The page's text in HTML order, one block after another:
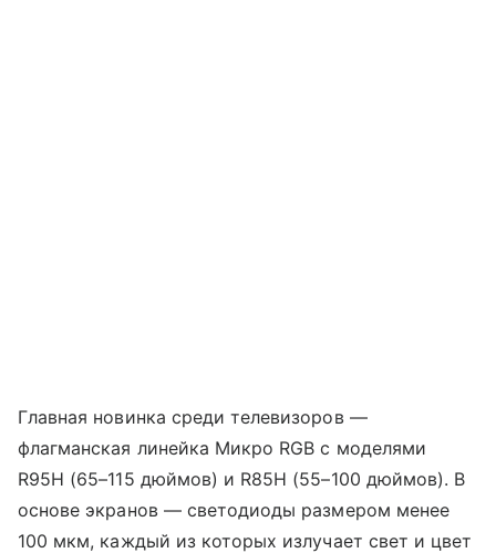
Главная новинка среди телевизоров —
флагманская линейка Микро RGB с моделями
R95H (65–115 дюймов) и R85H (55–100 дюймов). В
основе экранов — светодиоды размером менее
100 мкм, каждый из которых излучает свет и цвет